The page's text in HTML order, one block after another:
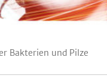
Bakterien und Pilze